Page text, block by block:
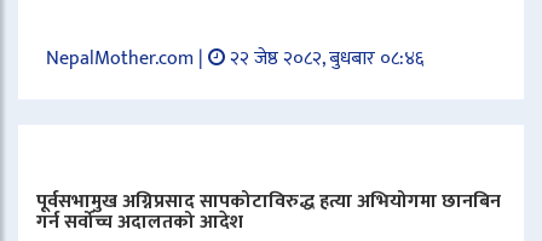
NepalMother.com | २२ जेष्ठ २०८२, बुधबार ०८:४६
पूर्वसभामुख अग्निप्रसाद सापकोटाविरुद्ध हत्या अभियोगमा छानबिन
गर्न सर्वोच्च अदालतको आदेश